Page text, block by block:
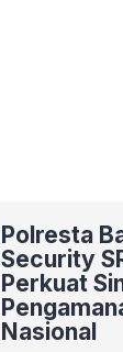
Polresta
Security
Perkuat
Nasional